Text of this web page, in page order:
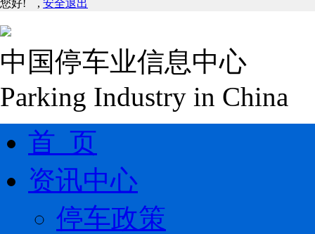
您好!
, 安全退出
中国停车业信息中心
Parking Industry in China
首 页
资讯中心
停车政策